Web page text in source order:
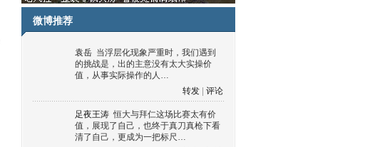
微博推荐
袁岳 当浮层化现象严重时，我们遇到
的挑战是，出的主意没有太大实操价
值，从事实际操作的人…
转发
评论
足夜王涛 恒大与拜仁这场比赛太有价
值，展现了自己，也终于真刀真枪下看
清了自己，更成为一把标尺…